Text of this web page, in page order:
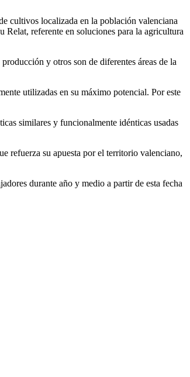
cultivos localizada en la población valenciana
referente en soluciones para la agricultura
y otros son de diferentes áreas de la
utilizadas en su máximo potencial. Por este
similares y funcionalmente idénticas usadas
refuerza su apuesta por el territorio valenciano,
durante año y medio a partir de esta fecha